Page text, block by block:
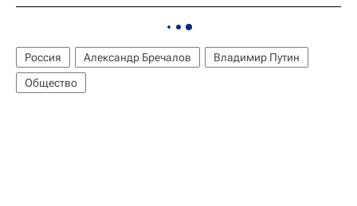
Россия Александр Бречалов
Владимир Путин
Общество